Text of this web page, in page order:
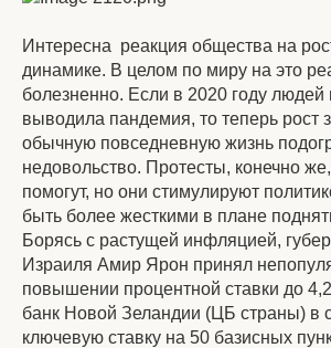
Интересна реакция общества на
динамике. В целом по миру на это
болезненно. Если в 2020 году людей
выводила пандемия, то теперь рост
обычную повседневную жизнь
недовольство. Протесты, конечно
помогут, но они стимулируют
быть более жесткими в плане
Борясь с растущей инфляцией,
Израиля Амир Ярон принял
повышении процентной ставки до
банк Новой Зеландии (ЦБ страны) в
ключевую ставку на 50 базисных